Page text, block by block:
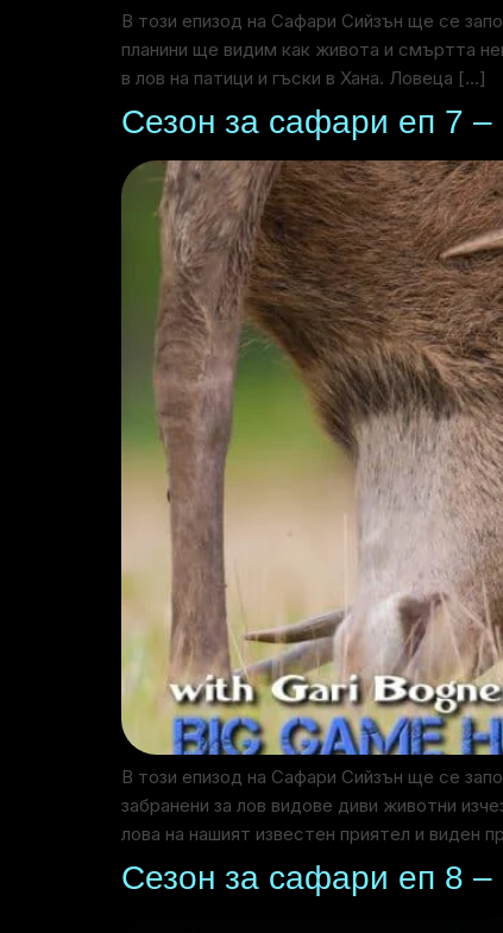
В този епизод на Сафари Сийзън ще се
планини ще видим как живота и смъртта
в лов на патици и гъски в Хана. Ловеца […]
Сезон за сафари еп 7
В този епизод на Сафари Сийзън ще се
забранени за лов видове диви животни
лова на нашият известен приятел и виден
Сезон за сафари еп 8